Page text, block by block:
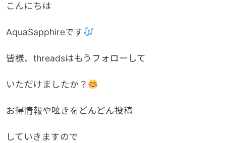
こんにちは
AquaSapphireです
皆様、threadsはもうフォローして
いただけましたか？
お得情報や呟きをどんどん投稿
していきますので